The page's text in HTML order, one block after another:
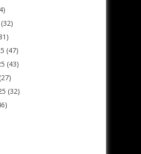
(32)
(47)
(43)
(32)